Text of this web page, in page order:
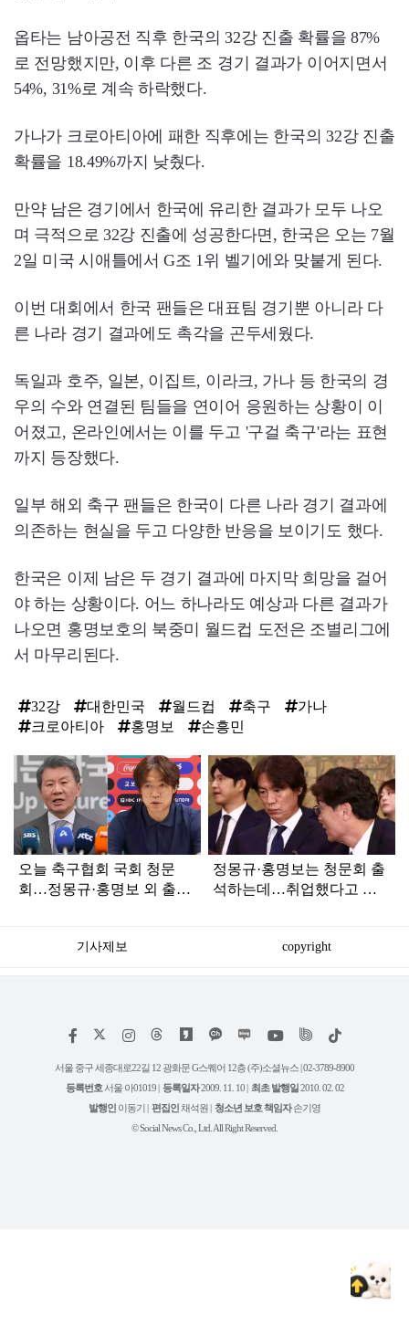
옵타는 남아공전 직후 한국의 32강 진출 확률을 87%
로 전망했지만, 이후 다른 조 경기 결과가 이어지면서
54%, 31%로 계속 하락했다.
가나가 크로아티아에 패한 직후에는 한국의 32강 진출
확률을 18.49%까지 낮췄다.
만약 남은 경기에서 한국에 유리한 결과가 모두 나오
며 극적으로 32강 진출에 성공한다면, 한국은 오는 7월
2일 미국 시애틀에서 G조 1위 벨기에와 맞붙게 된다.
이번 대회에서 한국 팬들은 대표팀 경기뿐 아니라 다
른 나라 경기 결과에도 촉각을 곤두세웠다.
독일과 호주, 일본, 이집트, 이라크, 가나 등 한국의 경
우의 수와 연결된 팀들을 연이어 응원하는 상황이 이
어졌고, 온라인에서는 이를 두고 '구걸 축구'라는 표현
까지 등장했다.
일부 해외 축구 팬들은 한국이 다른 나라 경기 결과에
의존하는 현실을 두고 다양한 반응을 보이기도 했다.
한국은 이제 남은 두 경기 결과에 마지막 희망을 걸어
야 하는 상황이다. 어느 하나라도 예상과 다른 결과가
나오면 홍명보호의 북중미 월드컵 도전은 조별리그에
서 마무리된다.
32강 대한민국 월드컵 축구
가나
크로아티아
홍명보 손흥민
탑
라
인
오늘 축구협회 국회 청문
회…정몽규·홍명보 외 출석
정몽규·홍명보는 청문회 출
석하는데…취업했다고 안
기사제보 copyright
페
스
인
타
램
위
트
유
튜
틱
서울 중구 세종대로22길 12 광화문 G스퀘어 12층 (주)소셜뉴스 | 02-3789-8900
등록번호 서울 아01019 | 등록일자2009. 11. 10 | 최초 발행일2010. 02. 02
발행인 이동기 | 편집인채석원 | 청소년 보호 책임자손기영
© Social News Co., Ltd. All Right Reserved.